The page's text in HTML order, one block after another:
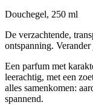
Douchegel, 250 ml
De verzachtende,
ontspanning.
Een parfum met
leerachtig, met een
alles samenkomen:
spannend.